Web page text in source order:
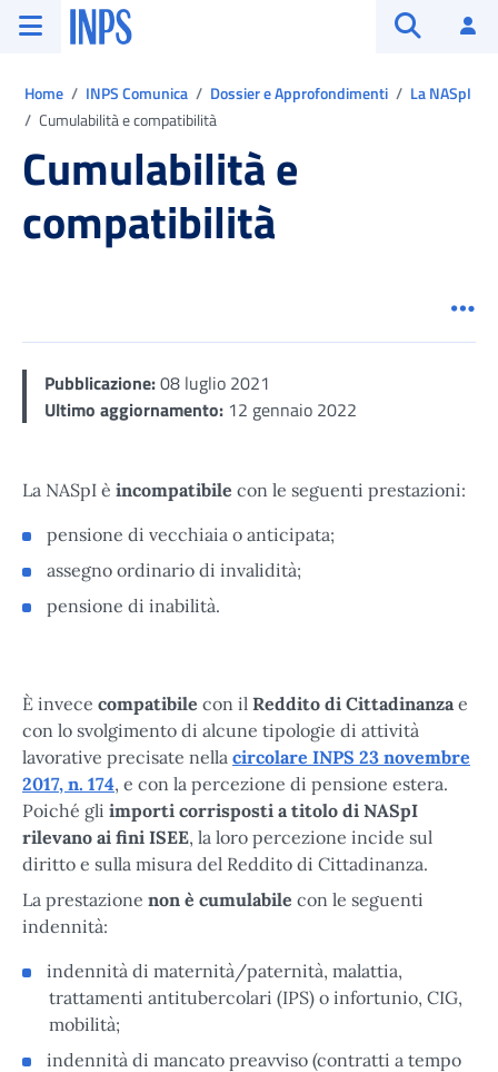
Vai al menu principale
Vai al contenuto principale
Vai al pie' di pagina
INPS ()
Home INPS Comunica Dossier e Approfondimenti
La NASpI
Cumulabilità e compatibilità
Cumulabilità e
compatibilità
Pubblicazione:08 luglio 2021
Ultimo aggiornamento: 12 gennaio 2022
La NASpI è incompatibile con le seguenti prestazioni:
pensione di vecchiaia o anticipata;
assegno ordinario di invalidità;
pensione di inabilità.
È invece compatibile con il Reddito di Cittadinanza e
con lo svolgimento di alcune tipologie di attività
lavorative precisate nella circolare INPS 23 novembre
2017, n. 174, e con la percezione di pensione estera.
Poiché gli importi corrisposti a titolo di NASpI
rilevano ai fini ISEE, la loro percezione incide sul
diritto e sulla misura del Reddito di Cittadinanza.
La prestazione non è cumulabile con le seguenti
indennità:
indennità di maternità/paternità, malattia,
trattamenti antitubercolari (IPS) o infortunio, CIG,
mobilità;
indennità di mancato preavviso (contratti a tempo